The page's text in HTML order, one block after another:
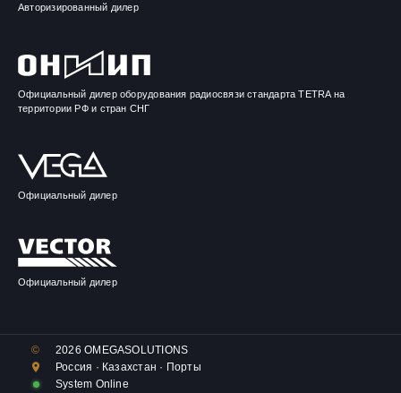
Авторизированный дилер
Официальный дилер оборудования радиосвязи стандарта TETRA на
территории РФ и стран СНГ
Официальный дилер
Официальный дилер
©︎ 2026OMEGASOLUTIONS
Россия · Казахстан · Порты
System Online